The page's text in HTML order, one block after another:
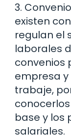
3.
existen
regulan el
laborales
convenios
empresa y
trabaje,
base y los
salariales.